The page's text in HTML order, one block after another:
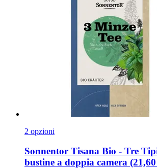
2 opzioni
Sonnentor Tisana Bio -​ Tre
bustine a doppia camera